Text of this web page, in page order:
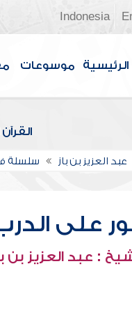
Indonesia
الرئيسية موسوعات
عبد العزيز بن باز سلسلة
على الدرب
: عبد العزيز بن